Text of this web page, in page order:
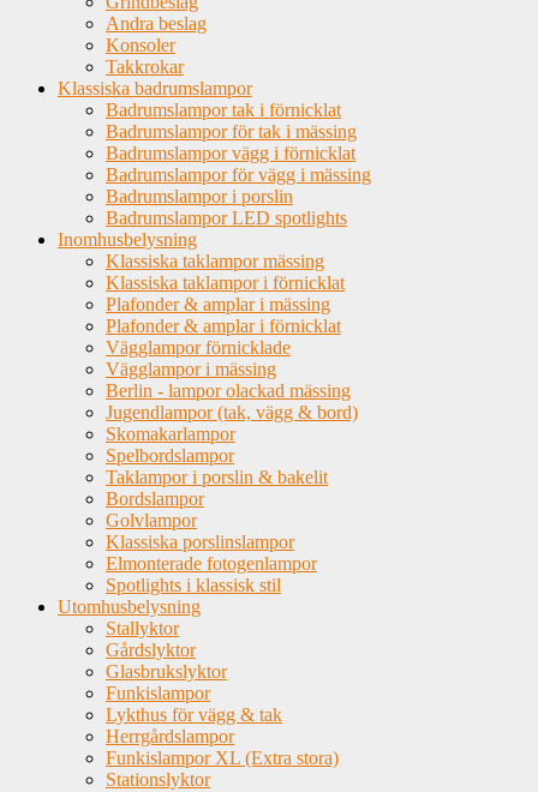
Andra beslag
Konsoler
Takkrokar
Klassiska badrumslampor
Badrumslampor tak i förnicklat
Badrumslampor för tak i mässing
Badrumslampor vägg i förnicklat
Badrumslampor för vägg i mässing
Badrumslampor i porslin
Badrumslampor LED spotlights
Inomhusbelysning
Klassiska taklampor mässing
Klassiska taklampor i förnicklat
Plafonder & amplar i mässing
Plafonder & amplar i förnicklat
Vägglampor förnicklade
Vägglampor i mässing
Berlin - lampor olackad mässing
Jugendlampor (tak, vägg & bord)
Skomakarlampor
Spelbordslampor
Taklampor i porslin & bakelit
Bordslampor
Golvlampor
Klassiska porslinslampor
Elmonterade fotogenlampor
Spotlights i klassisk stil
Utomhusbelysning
Stallyktor
Gårdslyktor
Glasbrukslyktor
Funkislampor
Lykthus för vägg & tak
Herrgårdslampor
Funkislampor XL (Extra stora)
Stationslyktor